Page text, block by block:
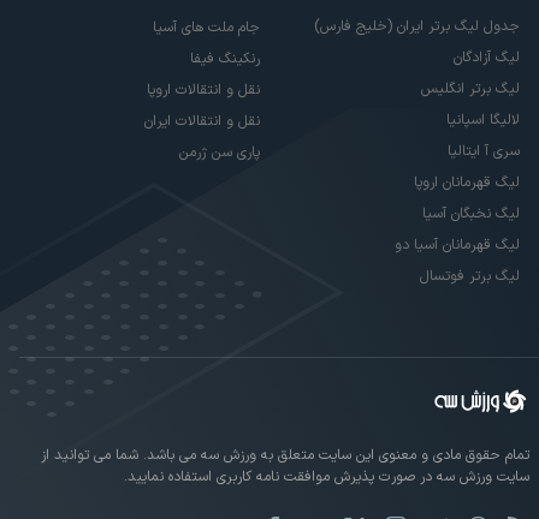
جدول لیگ برتر ایران (خلیج فارس)
لیگ آزادگان
لیگ برتر انگلیس
لالیگا اسپانیا
سری آ ایتالیا
لیگ قهرمانان اروپا
لیگ نخبگان آسیا
لیگ قهرمانان آسیا دو
لیگ برتر فوتسال
جام ملت های آسیا
رنکینگ فیفا
نقل و انتقالات اروپا
نقل و انتقالات ایران
پاری سن ژرمن
تمام حقوق مادی و معنوی این سایت متعلق به ورزش سه می باشد. شما می توانید از
سایت ورزش سه در صورت پذیرش موافقت نامه کاربری استفاده نمایید.